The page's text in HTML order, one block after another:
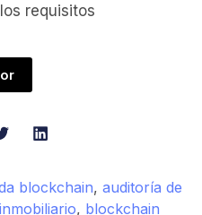
requisitos
blockchain, auditoría de
, blockchain